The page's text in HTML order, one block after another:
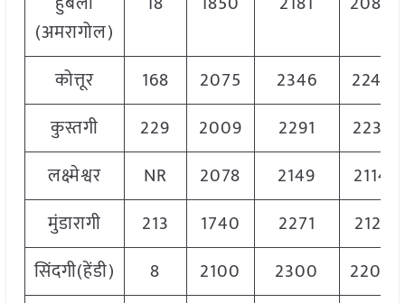
(अमरागोल)
कोत्तूर 168 2075 2346
2246
कुस्तगी
229 2009 2291
2231
लक्ष्मेश्वर
NR 2078 2149
2114
मुंडारागी
213 1740 2271
2121
सिंदगी(हेंडी)
8 2100 2300
2200